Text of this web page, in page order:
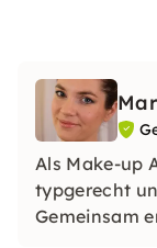
Als Make-up
typgerecht
Gemeinsam